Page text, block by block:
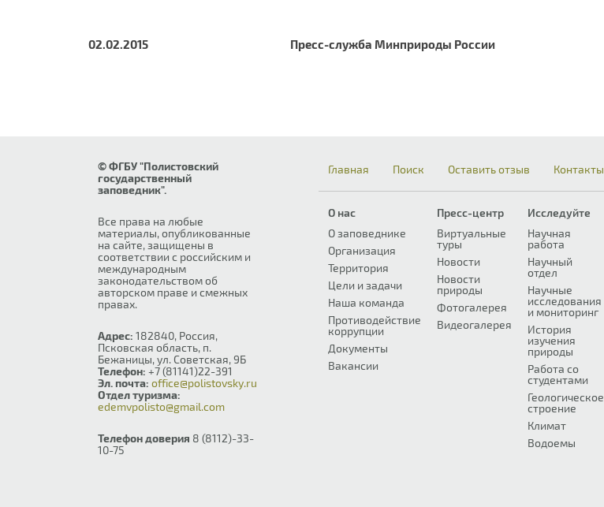
02.02.2015 Пресс-служба Минприроды России
© ФГБУ "Полистовский
государственный
заповедник".
Все права на любые
материалы, опубликованные
на сайте, защищены в
соответствии с российским и
международным
законодательством об
авторском праве и смежных
правах.
Адрес: 182840, Россия,
Псковская область, п.
Бежаницы, ул. Советская, 9Б
Телефон: +7 (81141)22-391
Эл. почта: office@polistovsky.ru
Отдел туризма:
edemvpolisto@gmail.com
Телефон доверия 8 (8112)-33-
10-75
Главная Поиск Оставить отзыв Контакты
О нас
О заповеднике
Организация
Территория
Цели и задачи
Наша команда
Противодействие
коррупции
Документы
Вакансии
Пресс-центр
Виртуальные
туры
Новости
Новости
природы
Фотогалерея
Видеогалерея
Исследуйте
Научная
работа
Научный
отдел
Научные
исследования
и мониторинг
История
изучения
природы
Работа со
студентами
Геологическое
строение
Климат
Водоемы